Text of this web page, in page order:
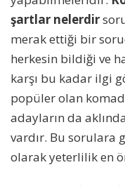
şartlar nelerdir
merak ettiği bir
herkesin bildiği ve
karşı bu kadar ilgi
popüler olan
adayların da
vardır. Bu sorulara
olarak yeterlilik en